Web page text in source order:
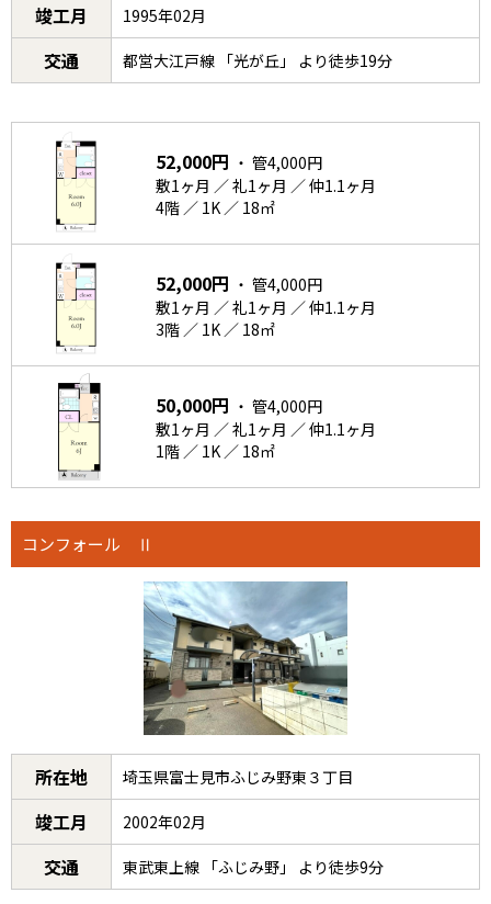
竣工月 1995年02月
交通 都営大江戸線 「光が丘」 より徒歩19分
52,000円 ・ 管4,000円
敷1ヶ月 ／ 礼1ヶ月 ／ 仲1.1ヶ月
4階 ／ 1K ／ 18㎡
52,000円 ・ 管4,000円
敷1ヶ月 ／ 礼1ヶ月 ／ 仲1.1ヶ月
3階 ／ 1K ／ 18㎡
50,000円 ・ 管4,000円
敷1ヶ月 ／ 礼1ヶ月 ／ 仲1.1ヶ月
1階 ／ 1K ／ 18㎡
コンフォール Ⅱ
所在地 埼玉県富士見市ふじみ野東３丁目
竣工月 2002年02月
交通 東武東上線 「ふじみ野」 より徒歩9分